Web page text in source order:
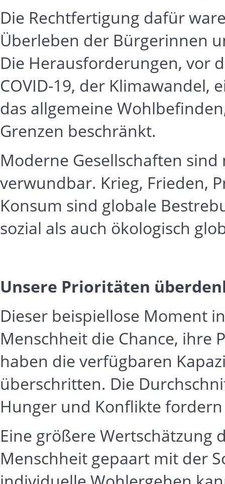
Die Rechtfertigung dafür
Überleben der Bürgerinnen
Die Herausforderungen, vor
COVID-19, der Klimawandel,
das allgemeine
Grenzen beschränkt.
Moderne Gesellschaften
verwundbar. Krieg, Frieden,
Konsum sind globale
sozial als auch ökologisch
Unsere Prioritäten
Dieser beispiellose Moment
Menschheit die Chance, ihre
haben die verfügbaren
überschritten. Die
Hunger und Konflikte
Eine größere
Menschheit gepaart mit der